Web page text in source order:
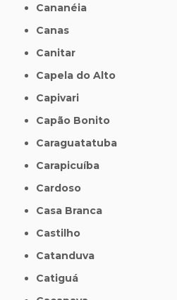
Cananéia
Canas
Canitar
Capela do Alto
Capivari
Capão Bonito
Caraguatatuba
Carapicuíba
Cardoso
Casa Branca
Castilho
Catanduva
Catiguá